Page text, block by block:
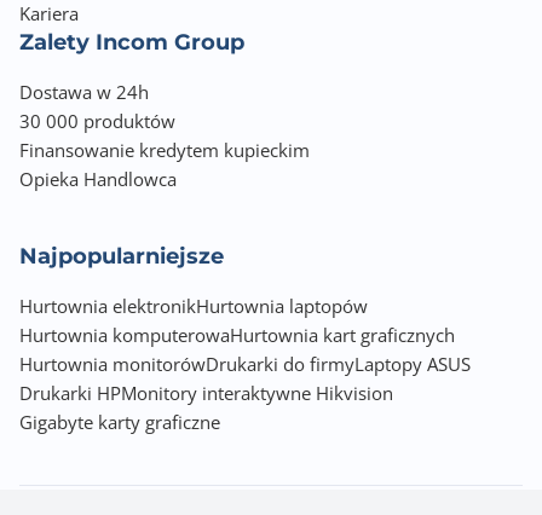
Kariera
Zalety Incom Group
Dostawa w 24h
30 000 produktów
Finansowanie kredytem kupieckim
Opieka Handlowca
Najpopularniejsze
Hurtownia elektronikHurtownia laptopów
Hurtownia komputerowaHurtownia kart graficznych
Hurtownia monitorówDrukarki do firmyLaptopy ASUS
Drukarki HPMonitory interaktywne Hikvision
Gigabyte karty graficzne